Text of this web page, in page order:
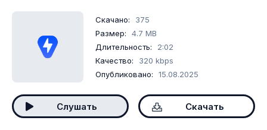
Скачано:
375
Размер:
4.7 MB
Длительность:
2:02
Качество:
320 kbps
Опубликовано:
15.08.2025
Слушать Скачать